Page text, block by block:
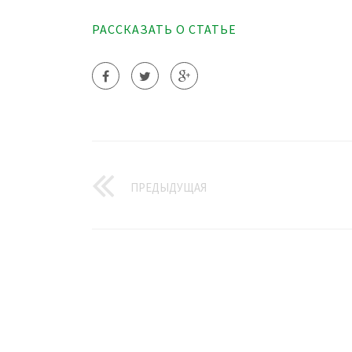
РАССКАЗАТЬ О СТАТЬЕ
ПРЕДЫДУЩАЯ